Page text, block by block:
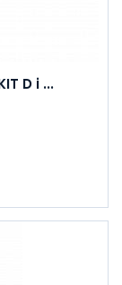
D i ...